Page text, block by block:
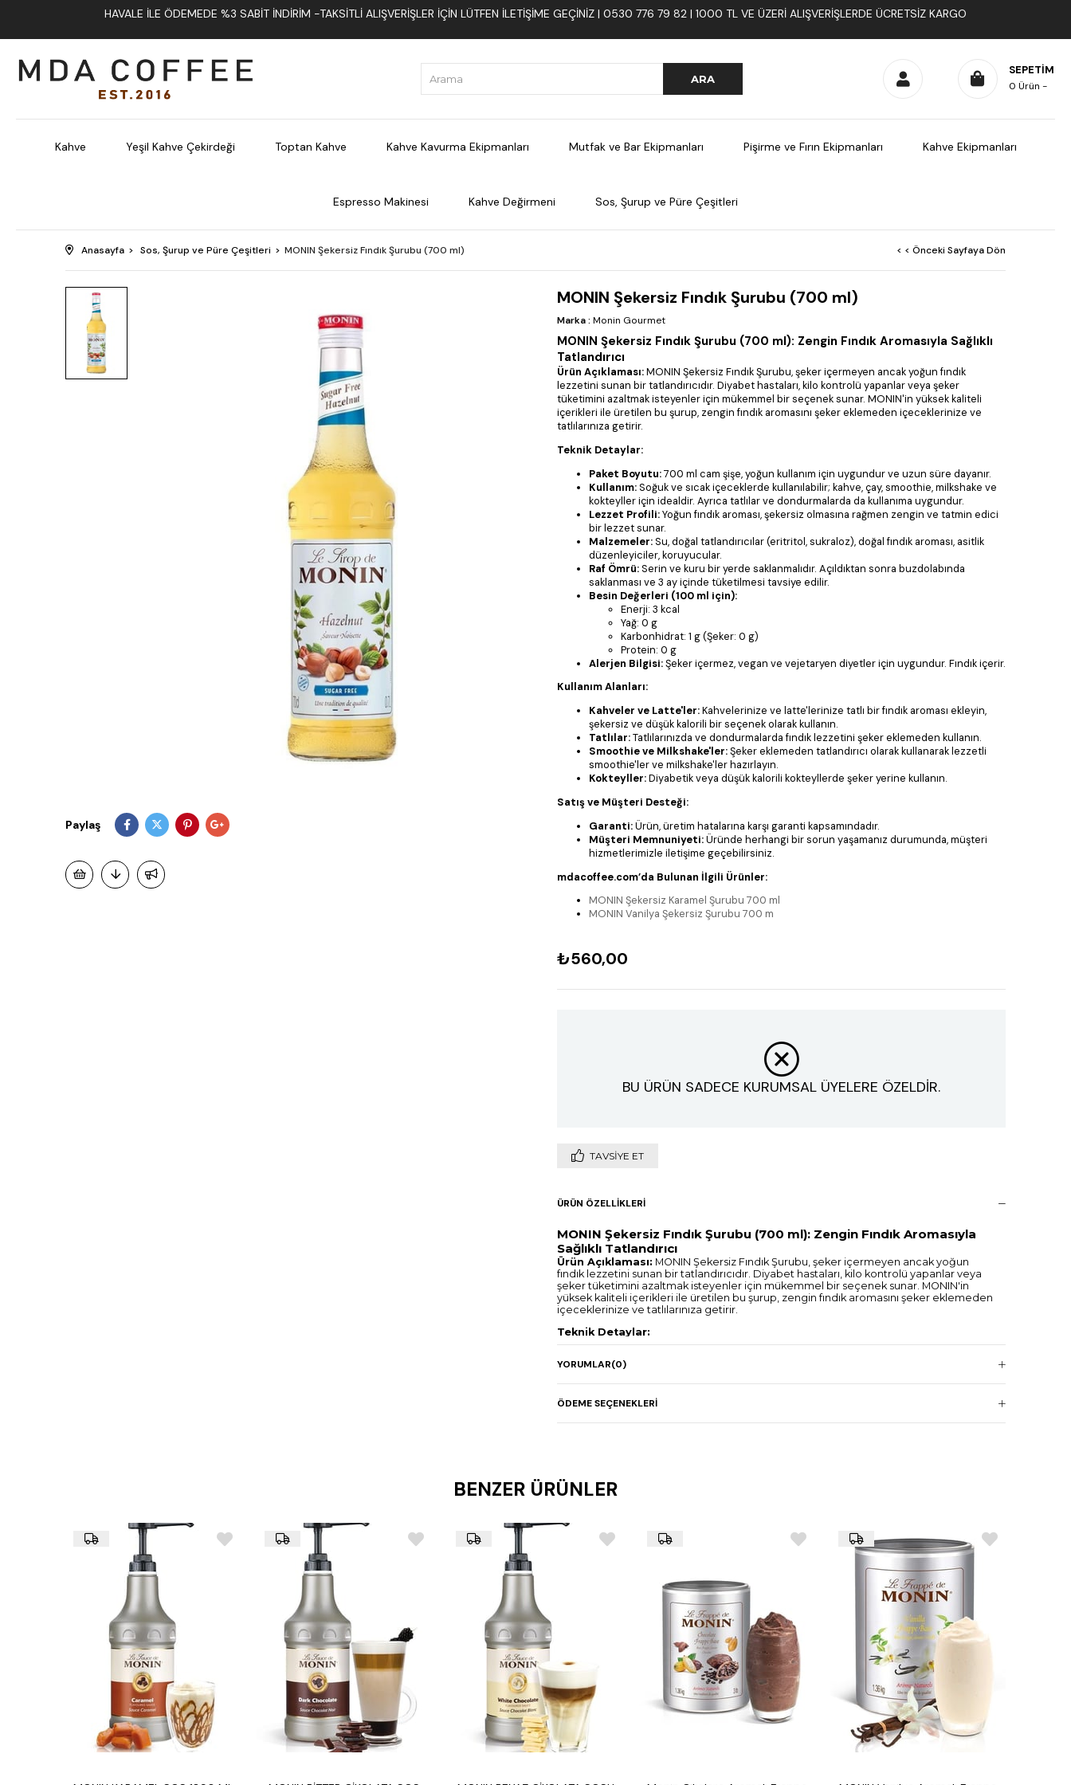
HAVALE İLE ÖDEMEDE %3 SABIT İNDIRIM -TAKSITLI ALIŞVERIŞLER İÇIN LÜTFEN ILETIŞIME GEÇINIZ | 0530 776 79 82 | 1000 TL VE ÜZERI ALIŞVERIŞLERDE ÜCRETSIZ KARGO
SEPETIM
0 Ürün
Kahve Yeşil Kahve Çekirdeği Toptan Kahve Kahve Kavurma Ekipmanları Mutfak ve Bar Ekipmanları Pişirme ve Fırın Ekipmanları Kahve Ekipmanları
Espresso Makinesi Kahve Değirmeni Sos, Şurup ve Püre Çeşitleri
Anasayfa Sos, Şurup ve Püre Çeşitleri MONIN Şekersiz Fındık Şurubu (700 ml) < < Önceki Sayfaya Dön
Paylaş
MONIN Şekersiz Fındık Şurubu (700 ml)
Marka: Monin Gourmet
MONIN Şekersiz Fındık Şurubu (700 ml): Zengin Fındık Aromasıyla Sağlıklı
Tatlandırıcı
Ürün Açıklaması:MONIN Şekersiz Fındık Şurubu, şeker içermeyen ancak yoğun fındık
lezzetini sunan bir tatlandırıcıdır. Diyabet hastaları, kilo kontrolü yapanlar veya şeker
tüketimini azaltmak isteyenler için mükemmel bir seçenek sunar. MONIN'in yüksek kaliteli
içerikleri ile üretilen bu şurup, zengin fındık aromasını şeker eklemeden içeceklerinize ve
tatlılarınıza getirir.
Teknik Detaylar:
Paket Boyutu:700 ml cam şişe, yoğun kullanım için uygundur ve uzun süre dayanır.
Kullanım:Soğuk ve sıcak içeceklerde kullanılabilir; kahve, çay, smoothie, milkshake ve
kokteyller için idealdir. Ayrıca tatlılar ve dondurmalarda da kullanıma uygundur.
Lezzet Profili:Yoğun fındık aroması, şekersiz olmasına rağmen zengin ve tatmin edici
bir lezzet sunar.
Malzemeler:Su, doğal tatlandırıcılar (eritritol, sukraloz), doğal fındık aroması, asitlik
düzenleyiciler, koruyucular.
Raf Ömrü:Serin ve kuru bir yerde saklanmalıdır. Açıldıktan sonra buzdolabında
saklanması ve 3 ay içinde tüketilmesi tavsiye edilir.
Besin Değerleri (100 ml için):
Enerji: 3 kcal
Yağ: 0 g
Karbonhidrat: 1 g (Şeker: 0 g)
Protein: 0 g
Alerjen Bilgisi:Şeker içermez, vegan ve vejetaryen diyetler için uygundur. Fındık içerir.
Kullanım Alanları:
Kahveler ve Latte'ler:Kahvelerinize ve latte'lerinize tatlı bir fındık aroması ekleyin,
şekersiz ve düşük kalorili bir seçenek olarak kullanın.
Tatlılar:Tatlılarınızda ve dondurmalarda fındık lezzetini şeker eklemeden kullanın.
Smoothie ve Milkshake'ler:Şeker eklemeden tatlandırıcı olarak kullanarak lezzetli
smoothie'ler ve milkshake'ler hazırlayın.
Kokteyller:Diyabetik veya düşük kalorili kokteyllerde şeker yerine kullanın.
Satış ve Müşteri Desteği:
Garanti:Ürün, üretim hatalarına karşı garanti kapsamındadır.
Müşteri Memnuniyeti:Üründe herhangi bir sorun yaşamanız durumunda, müşteri
hizmetlerimizle iletişime geçebilirsiniz.
mdacoffee.com’da Bulunan İlgili Ürünler:
MONIN Şekersiz Karamel Şurubu 700 ml
MONIN Vanilya Şekersiz Şurubu 700 m
₺560,00
BU ÜRÜN SADECE KURUMSAL ÜYELERE ÖZELDİR.
TAVSIYE ET
ÜRÜN ÖZELLIKLERI
MONIN Şekersiz Fındık Şurubu (700 ml): Zengin Fındık Aromasıyla
Sağlıklı Tatlandırıcı
Ürün Açıklaması: MONIN Şekersiz Fındık Şurubu, şeker içermeyen ancak yoğun
fındık lezzetini sunan bir tatlandırıcıdır. Diyabet hastaları, kilo kontrolü yapanlar veya
şeker tüketimini azaltmak isteyenler için mükemmel bir seçenek sunar. MONIN'in
yüksek kaliteli içerikleri ile üretilen bu şurup, zengin fındık aromasını şeker eklemeden
içeceklerinize ve tatlılarınıza getirir.
Teknik Detaylar:
dayanır.
Kullanım:Soğuk ve sıcak içeceklerde kullanılabilir; kahve, çay, smoothie,
milkshake ve kokteyller için idealdir. Ayrıca tatlılar ve dondurmalarda da
kullanıma uygundur.
Raf Ömrü:
Enerji: 3 kcal
Protein: 0 g
Şeker içermez, vegan ve vejetaryen diyetler için uygundur.
Kahveler ve Latte'ler:Kahvelerinize ve latte'lerinize tatlı bir fındık aroması
ekleyin, şekersiz ve düşük kalorili bir seçenek olarak kullanın.
Tatlılar:
Tatlılarınızda ve dondurmalarda fındık lezzetini şeker eklemeden
Şeker eklemeden tatlandırıcı olarak kullanarak
YORUMLAR(0)
ÖDEME SEÇENEKLERI
BENZER ÜRÜNLER